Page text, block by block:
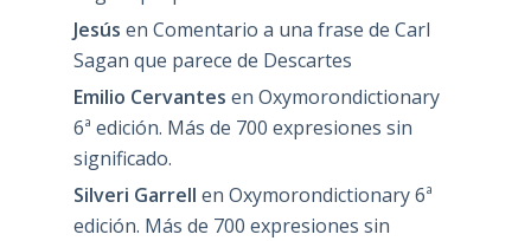
Jesús en Comentario a una frase de Carl
Sagan que parece de Descartes
Emilio Cervantes en Oxymorondictionary
6ª edición. Más de 700 expresiones sin
significado.
Silveri Garrell en Oxymorondictionary 6ª
edición. Más de 700 expresiones sin